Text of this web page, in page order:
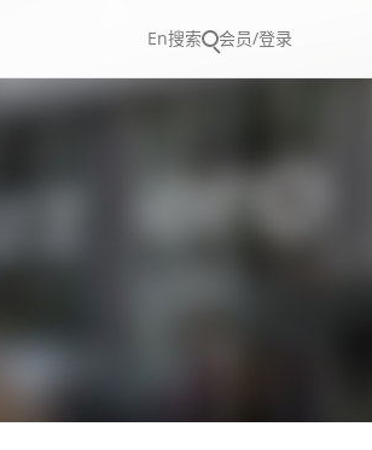
En搜索 会员/登录